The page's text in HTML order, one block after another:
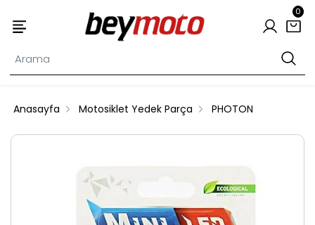
0
Anasayfa Motosiklet Yedek Parça PHOTON